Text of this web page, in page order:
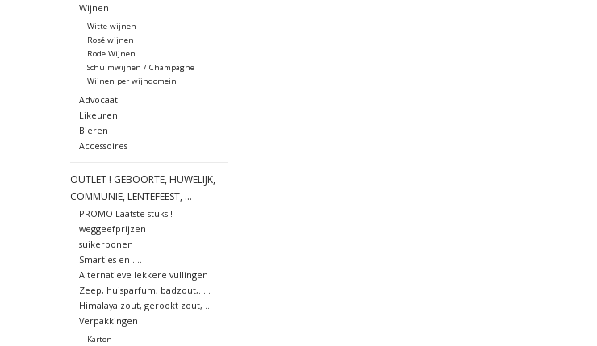
Wijnen
Witte wijnen
Rosé wijnen
Rode Wijnen
Schuimwijnen / Champagne
Wijnen per wijndomein
Advocaat
Likeuren
Bieren
Accessoires
OUTLET ! GEBOORTE, HUWELIJK,
COMMUNIE, LENTEFEEST, ...
PROMO Laatste stuks !
weggeefprijzen
suikerbonen
Smarties en ....
Alternatieve lekkere vullingen
Zeep, huisparfum, badzout,.....
Himalaya zout, gerookt zout, ...
Verpakkingen
Karton